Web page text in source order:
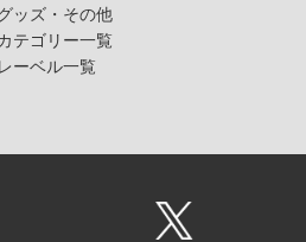
ッズ・その他
テゴリー一覧
レーベル一覧